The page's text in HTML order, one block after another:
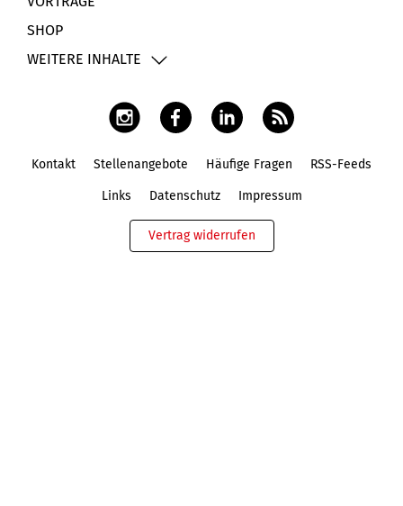
SHOP
WEITERE INHALTE
Kontakt Stellenangebote Häufige Fragen RSS-Feeds
Links Datenschutz Impressum
Vertrag widerrufen